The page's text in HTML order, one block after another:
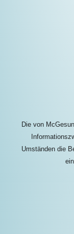
Die von
Umständen die